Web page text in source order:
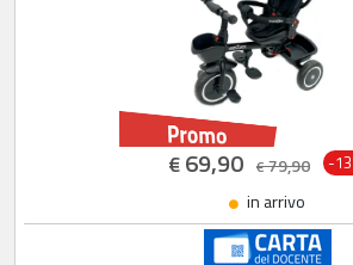
€69,90 €79,90 -
in arrivo